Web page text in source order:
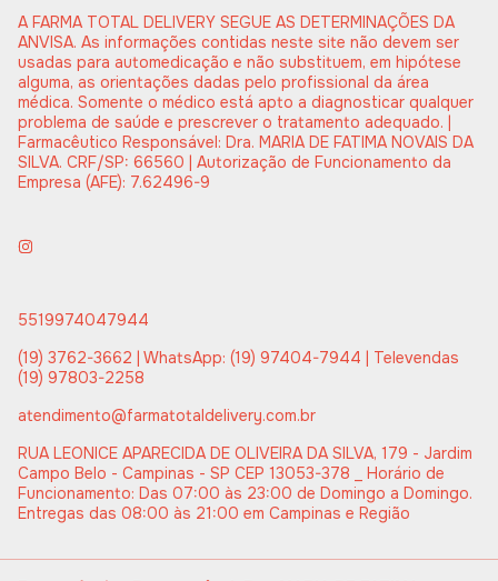
A FARMA TOTAL DELIVERY SEGUE AS DETERMINAÇÕES DA
ANVISA. As informações contidas neste site não devem ser
usadas para automedicação e não substituem, em hipótese
alguma, as orientações dadas pelo profissional da área
médica. Somente o médico está apto a diagnosticar qualquer
problema de saúde e prescrever o tratamento adequado. |
Farmacêutico Responsável: Dra. MARIA DE FATIMA NOVAIS DA
SILVA. CRF/SP: 66560 | Autorização de Funcionamento da
Empresa (AFE): 7.62496-9
5519974047944
(19) 3762-3662 | WhatsApp: (19) 97404-7944 | Televendas
(19) 97803-2258
atendimento@farmatotaldelivery.com.br
RUA LEONICE APARECIDA DE OLIVEIRA DA SILVA, 179 - Jardim
Campo Belo - Campinas - SP CEP 13053-378 _ Horário de
Funcionamento: Das 07:00 às 23:00 de Domingo a Domingo.
Entregas das 08:00 às 21:00 em Campinas e Região